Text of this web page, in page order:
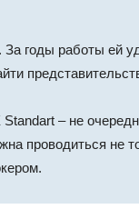
годы работы ей
– не
проводиться